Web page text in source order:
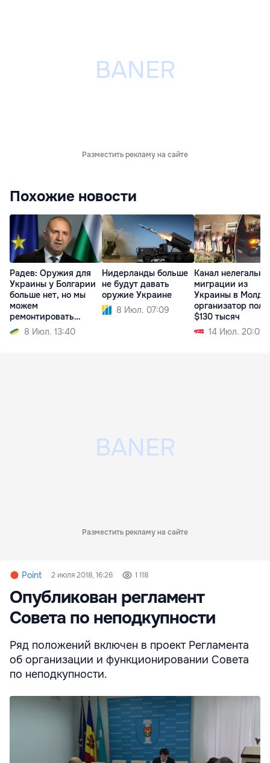
Разместить рекламу на сайте
Похожие новости
Радев: Оружия для
Украины у Болгарии
больше нет, но мы
можем
ремонтировать
технику
8 Июл. 13:40
Нидерланды больше
не будут давать
оружие Украине
8 Июл. 07:09
Канал
миграции из
Украины в
организатор
$130 тысяч
14 Июл. 20:09
Разместить рекламу на сайте
Point 2 июля 2018, 16:26 1 118
Опубликован регламент
Совета по неподкупности
Ряд положений включен в проект Регламента
об организации и функционировании Совета
по неподкупности.